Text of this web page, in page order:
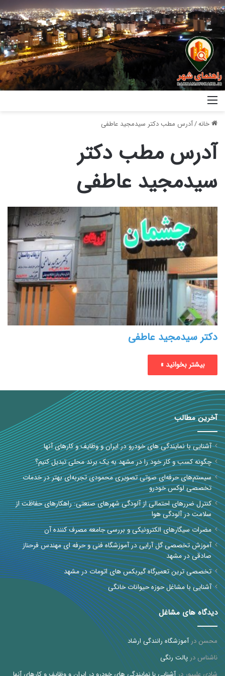
خانه/آدرس مطب دکتر سیدمجید عاطفی
آدرس مطب دکتر
سیدمجید عاطفی
دکتر سیدمجید عاطفی
بیشتر بخوانید »
آخرین مطالب
آشنایی با نمایندگی های خودرو در ایران و وظایف و کارهای آنها
چگونه کسب و کار خود را در مشهد به یک برند محلی تبدیل کنیم؟
سیستم‌های حرفه‌ای صوتی تصویری محمودی تجربه‌ای بهتر در خدمات
تخصصی لوکس خودرو
کنترل ضررهای احتمالی از آلودگی شهرهای صنعتی: راهکارهای حفاظت از
سلامت در آلودگی هوا
مضرات سیگارهای الکترونیکی و بررسی جامعه مصرف کننده آن
آموزش تخصصی گل آرایی در آموزشگاه فنی و حرفه ای مهندس فرحناز
صادقی در مشهد
تخصصی ترین تعمیرگاه گیربکس های اتومات در مشهد
آشنایی با مشاغل حوزه حیوانات خانگی
دیدگاه های مشاغل
محسندرآموزشگاه رانندگی ارشاد
ناشناس در پالت رنگی